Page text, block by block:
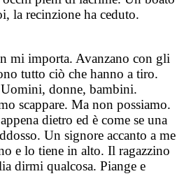
la recinzione ha ceduto.
mi importa. Avanzano con gli
tutto ciò che hanno a tiro.
Uomini, donne, bambini.
scappare. Ma non possiamo.
dietro ed è come se una
Un signore accanto a me
e lo tiene in alto. Il ragazzino
dirmi qualcosa. Piange e